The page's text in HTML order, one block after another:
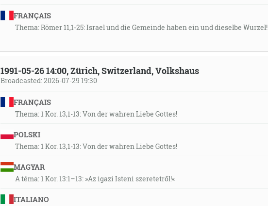
FRANÇAIS
Thema: Römer 11,1-25: Israel und die Gemeinde haben ein und dieselbe Wurzel!
1991-05-26 14:00, Zürich, Switzerland, Volkshaus
Broadcasted: 2026-07-29 19:30
FRANÇAIS
Thema: 1 Kor. 13,1-13: Von der wahren Liebe Gottes!
POLSKI
Thema: 1 Kor. 13,1-13: Von der wahren Liebe Gottes!
MAGYAR
A téma: 1 Kor. 13:1–13: »Az igazi Isteni szeretetről!«
ITALIANO